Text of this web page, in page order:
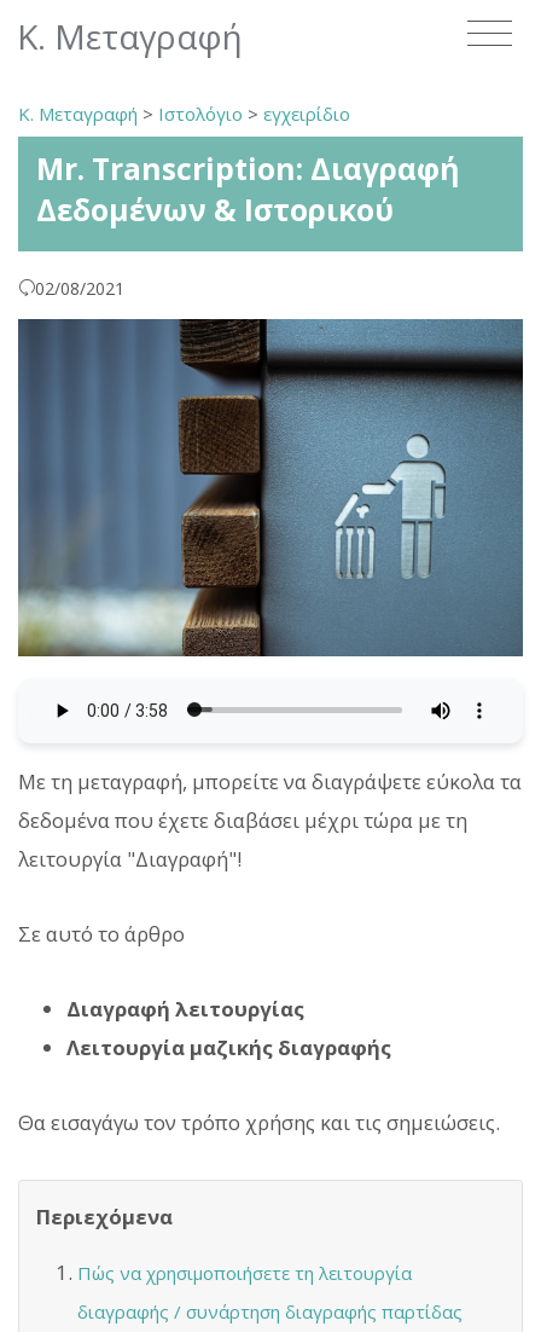
Κ. Μεταγραφή
Κ. Μεταγραφή > Ιστολόγιο > εγχειρίδιο
Mr. Transcription: Διαγραφή
Δεδομένων & Ιστορικού
02/08/2021
Με τη μεταγραφή, μπορείτε να διαγράψετε εύκολα τα
δεδομένα που έχετε διαβάσει μέχρι τώρα με τη
λειτουργία "Διαγραφή"!
Σε αυτό το άρθρο
Διαγραφή λειτουργίας
Λειτουργία μαζικής διαγραφής
Θα εισαγάγω τον τρόπο χρήσης και τις σημειώσεις.
Περιεχόμενα
Πώς να χρησιμοποιήσετε τη λειτουργία
διαγραφής / συνάρτηση διαγραφής παρτίδας